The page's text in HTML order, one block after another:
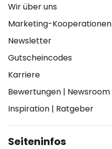
Wir über uns
Marketing-Kooperationen
Newsletter
Gutscheincodes
Karriere
Bewertungen | Newsroom
Inspiration | Ratgeber
Seiteninfos